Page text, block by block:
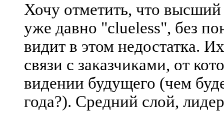
Хочу отметить, что
уже давно "clueless", без
видит в этом недостатка.
связи с заказчиками, от
видении будущего (чем
года?). Средний слой,